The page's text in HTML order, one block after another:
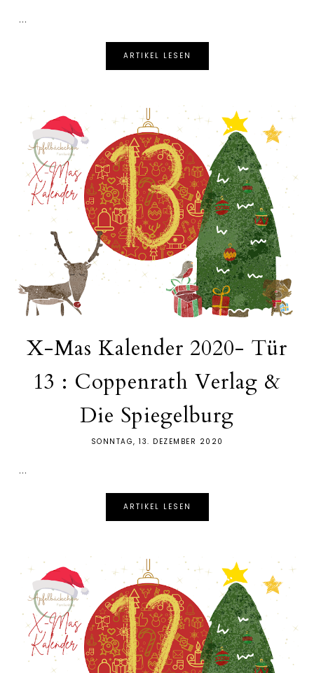
...
ARTIKEL LESEN
X-Mas Kalender 2020- Tür
13 : Coppenrath Verlag &
Die Spiegelburg
SONNTAG, 13. DEZEMBER 2020
...
ARTIKEL LESEN